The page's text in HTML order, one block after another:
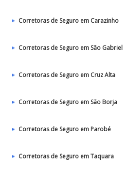
Corretoras de Seguro em Carazinho
Corretoras de Seguro em São Gabriel
Corretoras de Seguro em Cruz Alta
Corretoras de Seguro em São Borja
Corretoras de Seguro em Parobé
Corretoras de Seguro em Taquara